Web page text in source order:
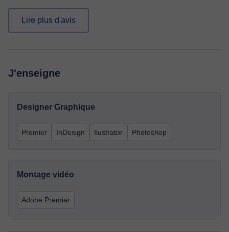
Lire plus d'avis
J'enseigne
Designer Graphique
Premier InDesign Ilustrator Photoshop
Montage vidéo
Adobe Premier